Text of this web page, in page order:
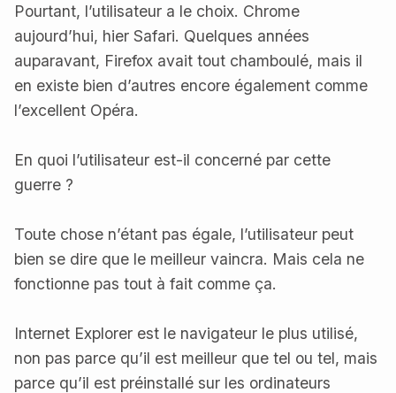
Pourtant, l’utilisateur a le choix. Chrome
aujourd’hui, hier Safari. Quelques années
auparavant, Firefox avait tout chamboulé, mais il
en existe bien d’autres encore également comme
l’excellent Opéra.
En quoi l’utilisateur est-il concerné par cette
guerre ?
Toute chose n’étant pas égale, l’utilisateur peut
bien se dire que le meilleur vaincra. Mais cela ne
fonctionne pas tout à fait comme ça.
Internet Explorer est le navigateur le plus utilisé,
non pas parce qu’il est meilleur que tel ou tel, mais
parce qu’il est préinstallé sur les ordinateurs